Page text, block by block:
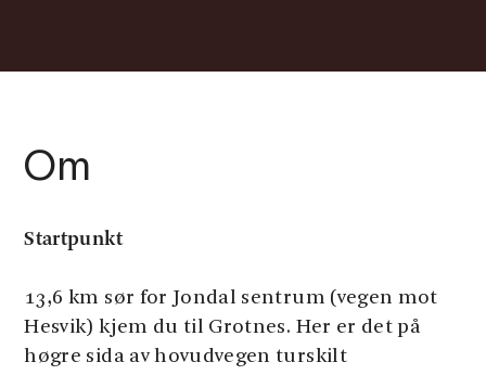
Om
Startpunkt
13,6 km sør for Jondal sentrum (vegen mot
Hesvik) kjem du til Grotnes. Her er det på
høgre sida av hovudvegen turskilt